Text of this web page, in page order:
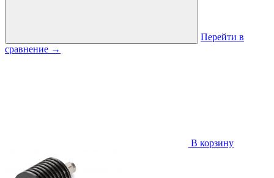
Перейти в
сравнение →
В корзину